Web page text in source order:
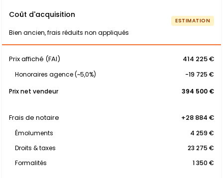
Coût d'acquisition
Bien ancien, frais réduits non appliqués
ESTIMATION
Prix affiché (FAI) 414 225 €
Honoraires agence (~5,0%)
-19 725 €
Prix net vendeur
394 500 €
Frais de notaire +28 884 €
Émoluments
4 259 €
Droits & taxes
23 275 €
Formalités
1 350 €